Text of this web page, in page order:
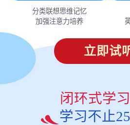
分类联想思维记忆
加强注意力培养
立即试
闭环式学
学习不止